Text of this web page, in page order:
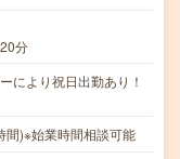
分
により祝日出勤あり！
)※始業時間相談可能